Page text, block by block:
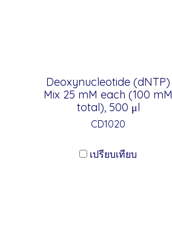
Deoxynucleotide (dNTP)
Mix 25 mM each (100 mM
total), 500 μl
CD1020
เปรียบเทียบ